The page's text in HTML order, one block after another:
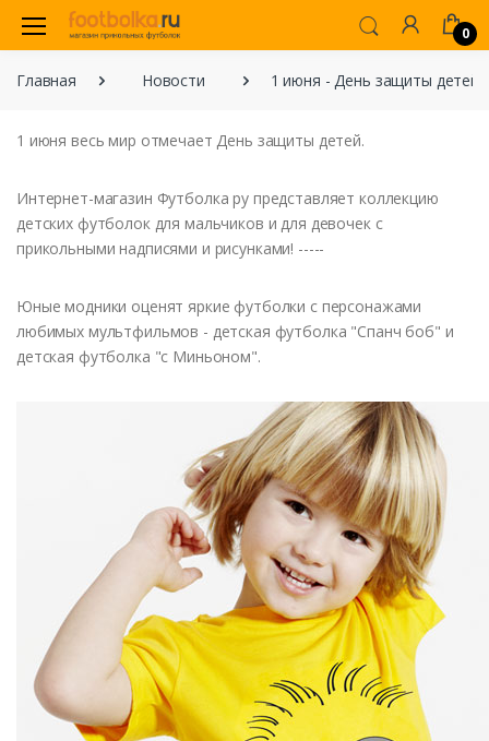
0
Главная Новости 1 июня - День защиты детей
1 июня весь мир отмечает День защиты детей.
Интернет-магазин Футболка ру представляет коллекцию
детских футболок для мальчиков и для девочек с
прикольными надписями и рисунками! -----
Юные модники оценят яркие футболки с персонажами
любимых мультфильмов - детская футболка "Спанч боб" и
детская футболка "с Миньоном".